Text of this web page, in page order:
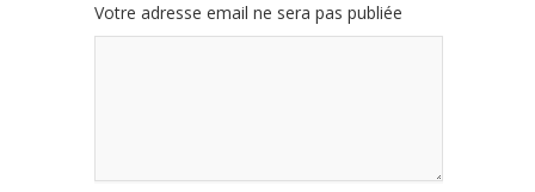
Votre adresse email ne sera pas publiée